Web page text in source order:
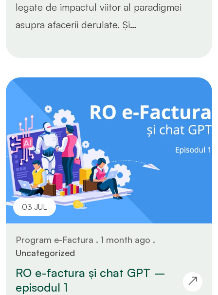
legate de impactul viitor al paradigmei
asupra afacerii derulate. Și…
03 JUL
Program e-Factura . 1 month ago .
Uncategorized
RO e-factura și chat GPT –
episodul 1